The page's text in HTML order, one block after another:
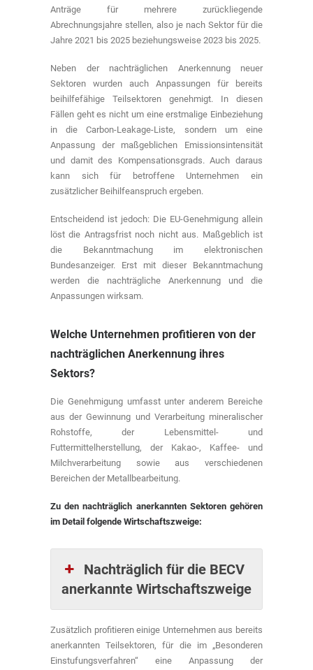
Anträge für mehrere zurückliegende
Abrechnungsjahre stellen, also je nach Sektor für die
Jahre 2021 bis 2025 beziehungsweise 2023 bis 2025.
Neben der nachträglichen Anerkennung neuer
Sektoren wurden auch Anpassungen für bereits
beihilfefähige Teilsektoren genehmigt. In diesen
Fällen geht es nicht um eine erstmalige Einbeziehung
in die Carbon-Leakage-Liste, sondern um eine
Anpassung der maßgeblichen Emissionsintensität
und damit des Kompensationsgrads. Auch daraus
kann sich für betroffene Unternehmen ein
zusätzlicher Beihilfeanspruch ergeben.
Entscheidend ist jedoch: Die EU-Genehmigung allein
löst die Antragsfrist noch nicht aus. Maßgeblich ist
die Bekanntmachung im elektronischen
Bundesanzeiger. Erst mit dieser Bekanntmachung
werden die nachträgliche Anerkennung und die
Anpassungen wirksam.
Welche Unternehmen profitieren von der
nachträglichen Anerkennung ihres
Sektors?
Die Genehmigung umfasst unter anderem Bereiche
aus der Gewinnung und Verarbeitung mineralischer
Rohstoffe, der Lebensmittel- und
Futtermittelherstellung, der Kakao-, Kaffee- und
Milchverarbeitung sowie aus verschiedenen
Bereichen der Metallbearbeitung.
Zu den nachträglich anerkannten Sektoren gehören
im Detail folgende Wirtschaftszweige:
Nachträglich für die BECV
anerkannte Wirtschaftszweige
Zusätzlich profitieren einige Unternehmen aus bereits
anerkannten Teilsektoren, für die im „Besonderen
Einstufungsverfahren“ eine Anpassung der